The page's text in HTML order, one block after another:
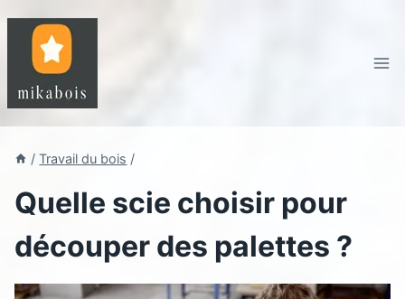
contenu
/ Travail du bois /
Quelle scie choisir pour
découper des palettes ?